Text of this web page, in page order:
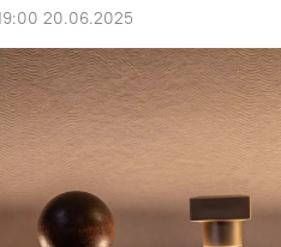
20.06.2025